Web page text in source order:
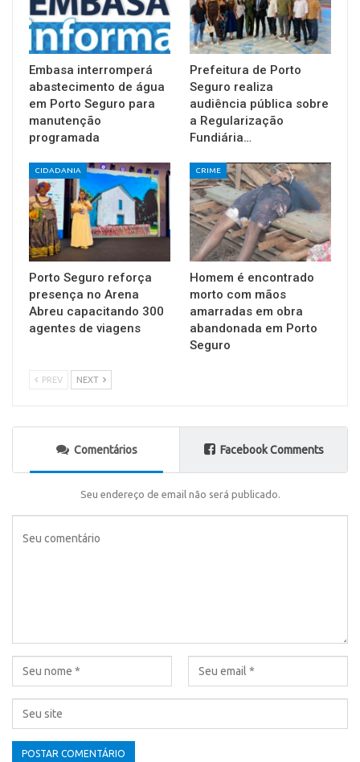
Embasa interromperá
abastecimento de água
em Porto Seguro para
manutenção
programada
Prefeitura de Porto
Seguro realiza
audiência pública sobre
a Regularização
Fundiária…
CIDADANIA
Porto Seguro reforça
presença no Arena
Abreu capacitando 300
agentes de viagens
CRIME
Homem é encontrado
morto com mãos
amarradas em obra
abandonada em Porto
Seguro
PREV NEXT
Comentários Facebook Comments
Seu endereço de email não será publicado.